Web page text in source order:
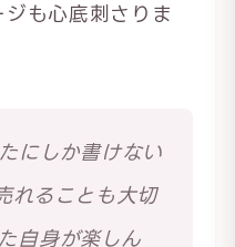
も心底刺さりま
にしか書けない
れることも大切
自身が楽しん